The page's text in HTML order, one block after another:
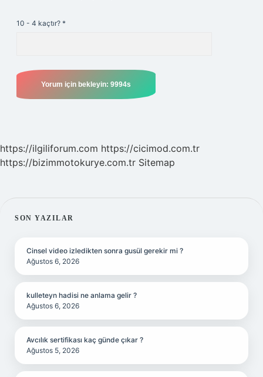
10 - 4 kaçtır? *
https://ilgiliforum.com https://cicimod.com.tr
https://bizimmotokurye.com.tr Sitemap
SIDEBAR
SON YAZILAR
Cinsel video izledikten sonra gusül gerekir mi ?
Ağustos 6, 2026
kulleteyn hadisi ne anlama gelir ?
Ağustos 6, 2026
Avcılık sertifikası kaç günde çıkar ?
Ağustos 5, 2026